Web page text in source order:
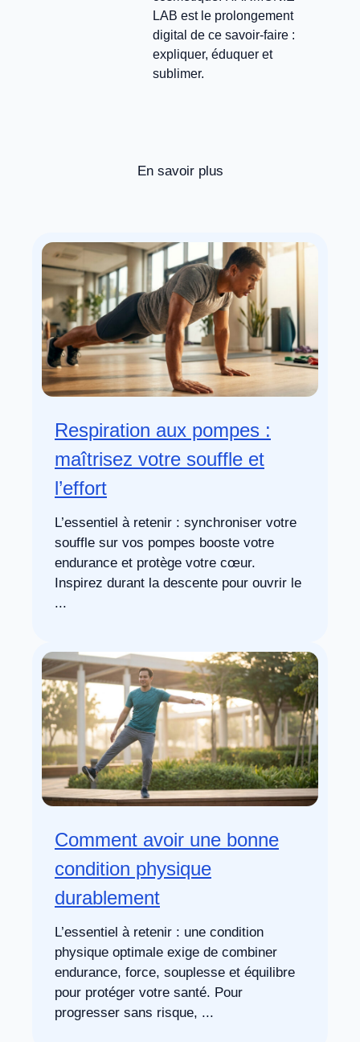
LAB est le prolongement
digital de ce savoir-faire :
expliquer, éduquer et
sublimer.
En savoir plus
Respiration aux pompes :
maîtrisez votre souffle et
l’effort
L’essentiel à retenir : synchroniser votre
souffle sur vos pompes booste votre
endurance et protège votre cœur.
Inspirez durant la descente pour ouvrir le
...
Comment avoir une bonne
condition physique
durablement
L’essentiel à retenir : une condition
physique optimale exige de combiner
endurance, force, souplesse et équilibre
pour protéger votre santé. Pour
progresser sans risque, ...